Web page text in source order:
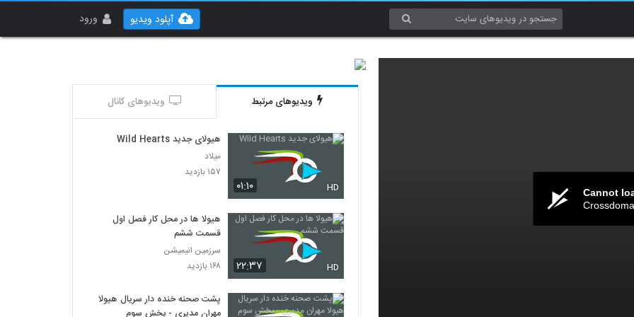
ورود آپلود ویدیو
Cannot
ویدیوهای مرتبط ویدیوهای کانال
۰۱:۱۰ HD
هیولای جدید Wild Hearts
میلاد
۱۵۷ بازدید
۲۲:۳۷ HD
هیولا ها در محل کار فصل اول
قسمت ششم
سرزمین انیمیشن
۱۶۸ بازدید
پشت صحنه خنده دار سریال هیولا
مهران مدیری - بخش سوم